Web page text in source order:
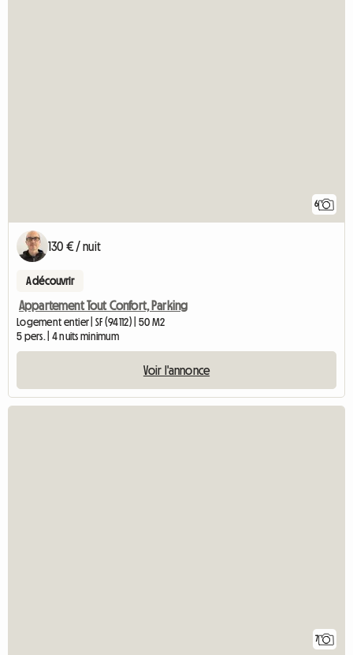
6
130 € / nuit
A découvrir
Appartement Tout Confort, Parking
Logement entier | SF (94112) | 50 M2
5 pers. | 4 nuits minimum
Voir l'annonce
7